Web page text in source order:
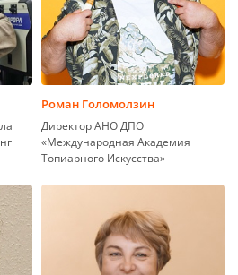
Роман Голомолзин
Директор АНО ДПО
«Международная Академия
Топиарного Искусства»